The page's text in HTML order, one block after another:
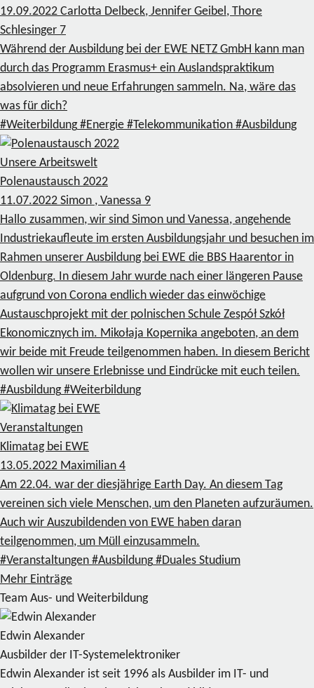
19.09.2022 Carlotta Delbeck, Jennifer Geibel, Thore
Schlesinger 7
Während der Ausbildung bei der EWE NETZ GmbH kann man
durch das Programm Erasmus+ ein Auslandspraktikum
absolvieren und neue Erfahrungen sammeln. Na, wäre das
was für dich?
#Weiterbildung #Energie #Telekommunikation #Ausbildung
Unsere Arbeitswelt
Polenaustausch 2022
11.07.2022 Simon , Vanessa 9
Hallo zusammen, wir sind Simon und Vanessa, angehende
Industriekaufleute im ersten Ausbildungsjahr und besuchen im
Rahmen unserer Ausbildung bei EWE die BBS Haarentor in
Oldenburg. In diesem Jahr wurde nach einer längeren Pause
aufgrund von Corona endlich wieder das einwöchige
Austauschprojekt mit der polnischen Schule Zespół Szkół
Ekonomicznych im. Mikołaja Kopernika angeboten, an dem
wir beide mit Freude teilgenommen haben. In diesem Bericht
wollen wir unsere Erlebnisse und Eindrücke mit euch teilen.
#Ausbildung #Weiterbildung
Veranstaltungen
Klimatag bei EWE
13.05.2022 Maximilian 4
Am 22.04. war der diesjährige Earth Day. An diesem Tag
vereinen sich viele Menschen, um den Planeten aufzuräumen.
Auch wir Auszubildenden von EWE haben daran
teilgenommen, um Müll einzusammeln.
#Veranstaltungen #Ausbildung #Duales Studium
Mehr Einträge
Team Aus- und Weiterbildung
Edwin Alexander
Ausbilder der IT-Systemelektroniker
Edwin Alexander ist seit 1996 als Ausbilder im IT- und